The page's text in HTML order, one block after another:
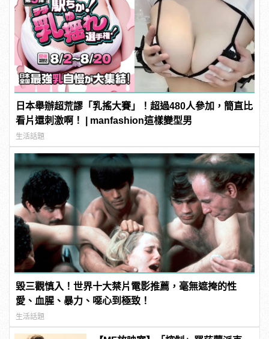
日本舉辦超荒謬「乳搖大賽」！超過480人參加，簡直比
看片還刺激啊！ | manfashion這樣變型男
生活話題
毀三觀慎入！世界十大禁片電影推薦，毫無遮掩的性
愛、血腥、暴力、噁心到極致！
生活話題